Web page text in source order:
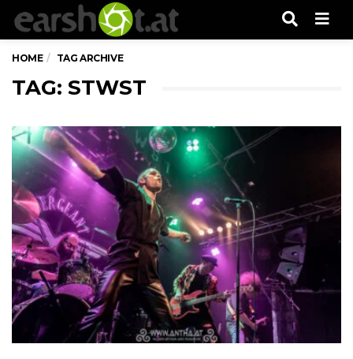
HOME TAG ARCHIVE
TAG: STWST